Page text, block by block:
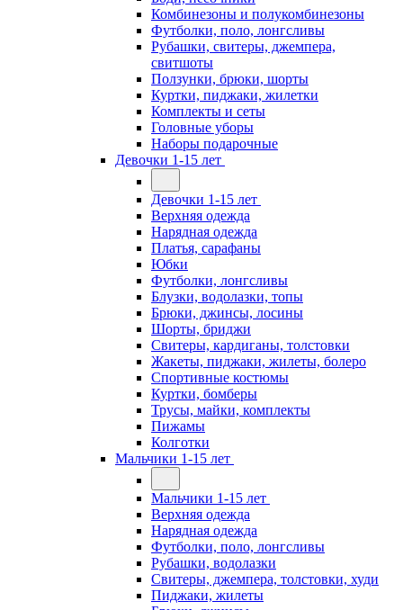
Комбинезоны и полукомбинезоны
Футболки, поло, лонгсливы
Рубашки, свитеры, джемпера,
свитшоты
Ползунки, брюки, шорты
Куртки, пиджаки, жилетки
Комплекты и сеты
Головные уборы
Наборы подарочные
Девочки 1-15 лет
Девочки 1-15 лет
Верхняя одежда
Нарядная одежда
Платья, сарафаны
Юбки
Футболки, лонгсливы
Блузки, водолазки, топы
Брюки, джинсы, лосины
Шорты, бриджи
Свитеры, кардиганы, толстовки
Жакеты, пиджаки, жилеты, болеро
Спортивные костюмы
Куртки, бомберы
Трусы, майки, комплекты
Пижамы
Колготки
Мальчики 1-15 лет
Мальчики 1-15 лет
Верхняя одежда
Нарядная одежда
Футболки, поло, лонгсливы
Рубашки, водолазки
Свитеры, джемпера, толстовки, худи
Пиджаки, жилеты